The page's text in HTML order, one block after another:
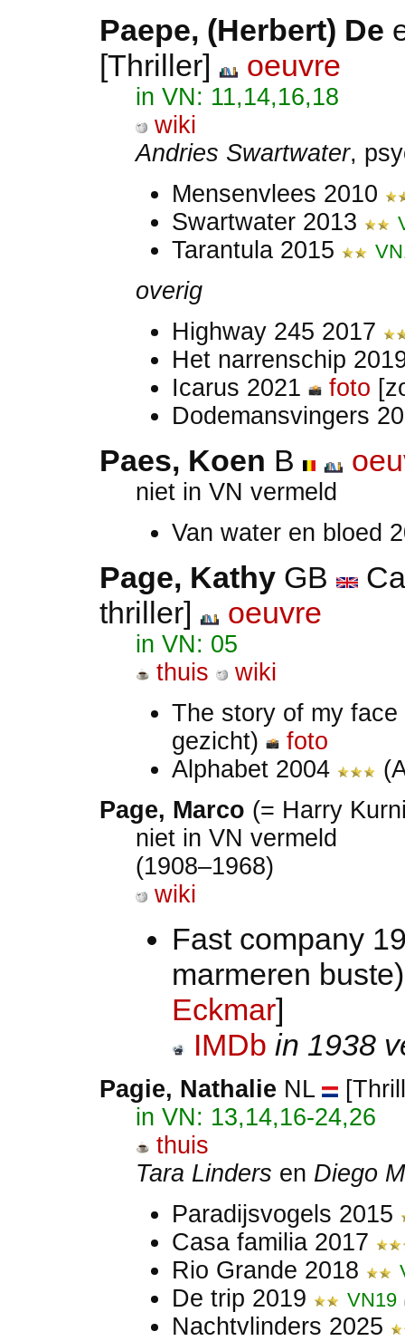
Paepe, (Herbert) De
[Thriller]
oeuvre
in VN: 11,14,16,18
wiki
Andries Swartwater,
Mensenvlees 2010
Swartwater 2013
Tarantula 2015
overig
Highway 245 2017
Het narrenschip
Icarus 2021
foto
Dodemansvingers
Paes, Koen B
niet in VN vermeld
Van water en bloed
Page, Kathy GB
thriller]
oeuvre
in VN: 05
thuis
wiki
The story of my
gezicht)
foto
Alphabet 2004
Page, Marco (= Harry
niet in VN vermeld
(1908–1968)
wiki
Fast company
marmeren
Eckmar]
IMDb in 1938
Pagie, Nathalie NL
in VN: 13,14,16-24,26
thuis
Tara Linders en Diego
Paradijsvogels 2015
Casa familia 2017
Rio Grande 2018
De trip 2019 VN19
Nachtvlinders 2025